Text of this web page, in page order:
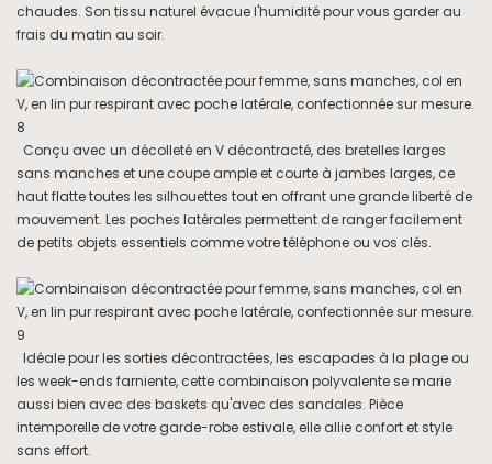
chaudes. Son tissu naturel évacue l'humidité pour vous garder au
frais du matin au soir.
Conçu avec un décolleté en V décontracté, des bretelles larges
sans manches et une coupe ample et courte à jambes larges, ce
haut flatte toutes les silhouettes tout en offrant une grande liberté de
mouvement. Les poches latérales permettent de ranger facilement
de petits objets essentiels comme votre téléphone ou vos clés.
Idéale pour les sorties décontractées, les escapades à la plage ou
les week-ends farniente, cette combinaison polyvalente se marie
aussi bien avec des baskets qu'avec des sandales. Pièce
intemporelle de votre garde-robe estivale, elle allie confort et style
sans effort.